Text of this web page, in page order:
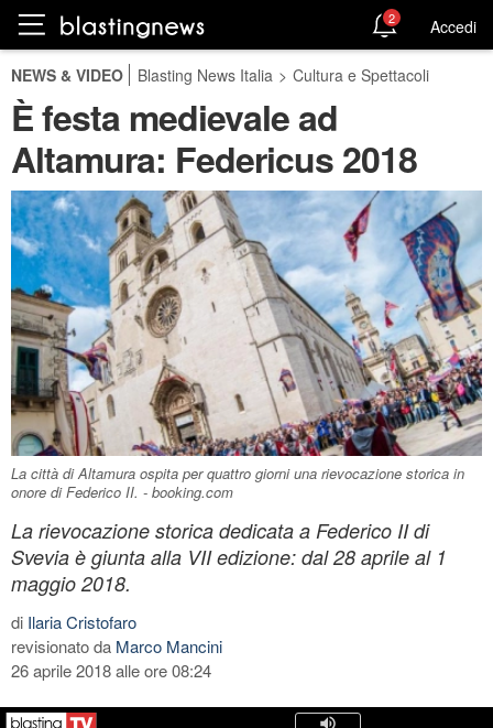
2 Accedi
NEWS & VIDEO Blasting News Italia > Cultura e Spettacoli
È festa medievale ad
Altamura: Federicus 2018
La città di Altamura ospita per quattro giorni una rievocazione storica in
onore di Federico II. - booking.com
La rievocazione storica dedicata a Federico II di
Svevia è giunta alla VII edizione: dal 28 aprile al 1
maggio 2018.
di Ilaria Cristofaro
revisionato da Marco Mancini
26 aprile 2018 alle ore 08:24